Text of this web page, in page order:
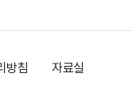
방침
자료실